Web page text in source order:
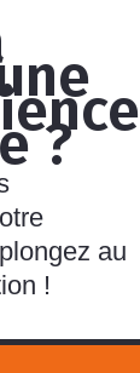
?
au
!